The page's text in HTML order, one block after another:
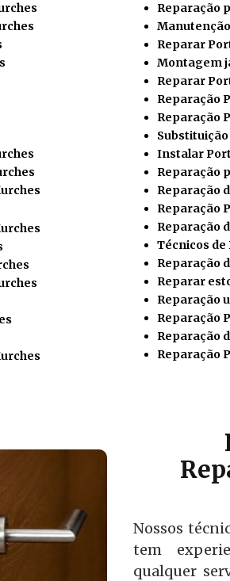
Reparação
Reparar
Montagem
Reparar
Reparação
Reparação
Instalar
Reparação
Reparação
Reparação
Reparação
Técnicos
Reparação
Reparar
Reparação
Reparação
Reparação
Reparação
Nossos
tem
qualquer